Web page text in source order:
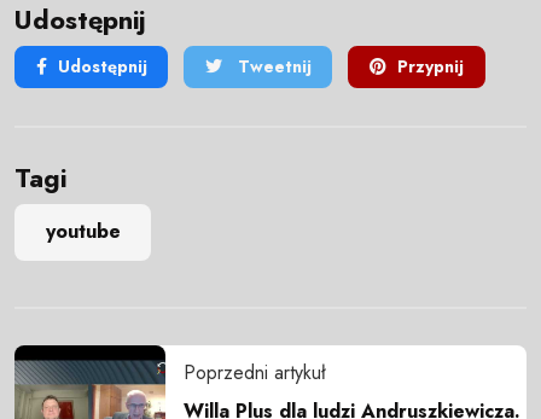
Udostępnij
Udostępnij Tweetnij Przypnij
Tagi
youtube
Poprzedni artykuł
Willa Plus dla ludzi Andruszkiewicza.